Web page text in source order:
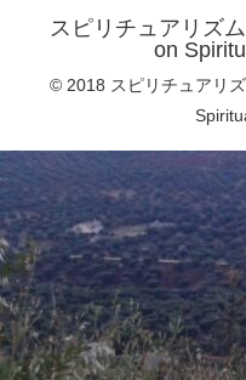
スピリチュアリズ
on
© 2018 スピリチュアリ